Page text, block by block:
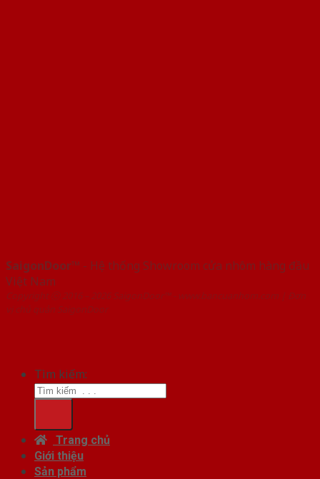
SaigonDoor™ - Hệ thống Showroom cửa nhôm hàng đầu
Việt Nam
Copyright ⓒ 2016 – 2026 SaigonDoor™ - www.bancuanhom.com | Đơn
vị chủ quản SaigonDoor
Tìm kiếm:
Trang chủ
Giới thiệu
Sản phẩm